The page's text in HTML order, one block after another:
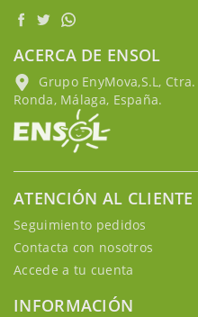
ACERCA DE ENSOL
Grupo EnyMova,S.L,
Ronda, Málaga, España.
ATENCIÓN AL CLIENTE
Seguimiento pedidos
Contacta con nosotros
Accede a tu cuenta
INFORMACIÓN